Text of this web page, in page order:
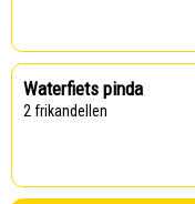
Waterfiets pinda
2 frikandellen